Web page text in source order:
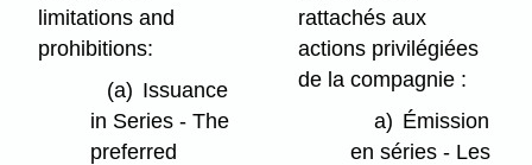
limitations and
prohibitions:
(a) Issuance
in Series - The
preferred
rattachés aux
actions privilégiées
de la compagnie :
a) Émission
en séries - Les